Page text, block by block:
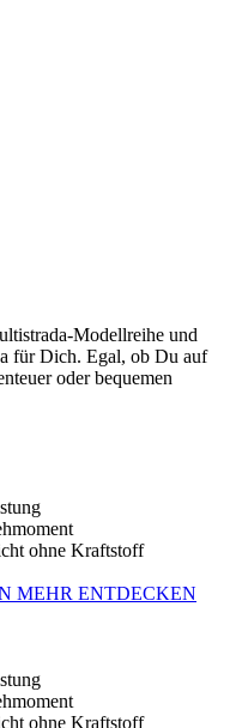
Modellreihe und
für Dich. Egal, ob Du auf
oder bequemen
ohne Kraftstoff
MEHR ENTDECKEN
ohne Kraftstoff